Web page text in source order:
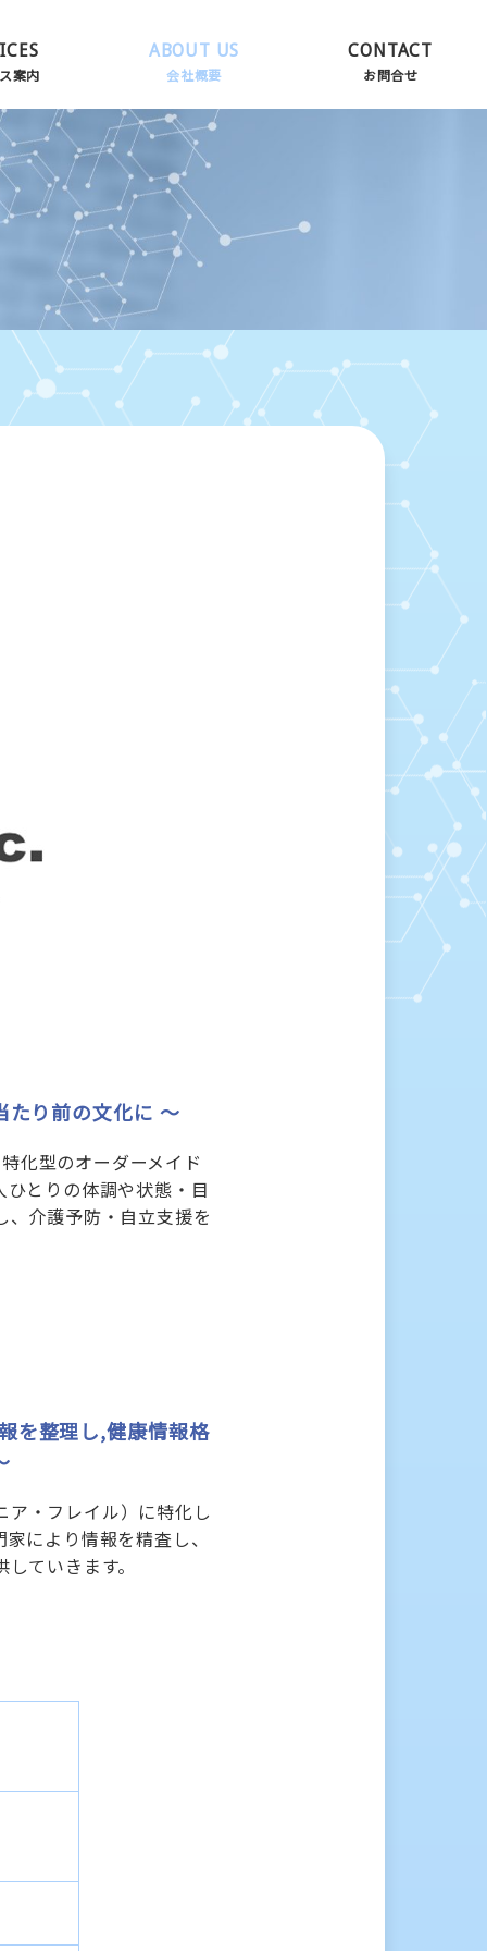
案内
ABOUT US
会社概要
CONTACT
お問合せ
たり前の文化に ～
化型のオーダーメイド
とりの体調や状態・目
介護予防・自立支援を
を整理し,健康情報格
・フレイル）に特化し
により情報を精査し、
ていきます。